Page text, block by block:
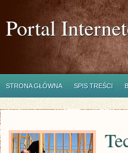
Portal
STRONA GŁÓWNA SPIS TREŚCI